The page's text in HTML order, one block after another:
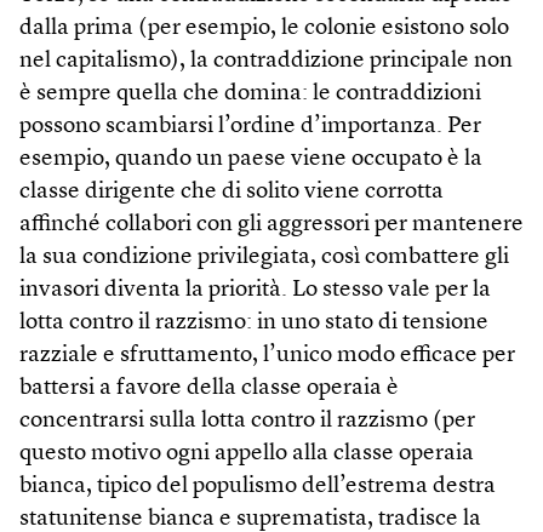
dalla prima (per esempio, le colonie esistono solo
nel capitalismo), la contraddizione principale non
è sempre quella che domina: le contraddizioni
possono scambiarsi l’ordine d’importanza. Per
esempio, quando un paese viene occupato è la
classe dirigente che di solito viene corrotta
affinché collabori con gli aggressori per mantenere
la sua condizione privilegiata, così combattere gli
invasori diventa la priorità. Lo stesso vale per la
lotta contro il razzismo: in uno stato di tensione
razziale e sfruttamento, l’unico modo efficace per
battersi a favore della classe operaia è
concentrarsi sulla lotta contro il razzismo (per
questo motivo ogni appello alla classe operaia
bianca, tipico del populismo dell’estrema destra
statunitense bianca e suprematista, tradisce la